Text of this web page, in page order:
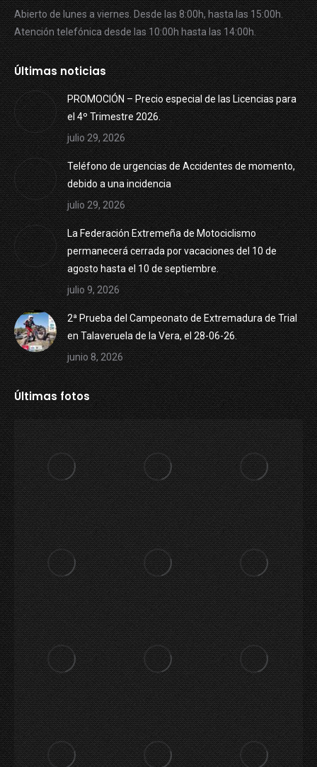
Abierto de lunes a viernes. Desde las 8:00h, hasta las 15:00h.
Atención telefónica desde las 10:00h hasta las 14:00h.
Últimas noticias
PROMOCIÓN – Precio especial de las Licencias para
el 4º Trimestre 2026.
julio 29, 2026
Teléfono de urgencias de Accidentes de momento,
debido a una incidencia
julio 29, 2026
La Federación Extremeña de Motociclismo
permanecerá cerrada por vacaciones del 10 de
agosto hasta el 10 de septiembre.
julio 9, 2026
2ª Prueba del Campeonato de Extremadura de Trial
en Talaveruela de la Vera, el 28-06-26.
junio 8, 2026
Últimas fotos